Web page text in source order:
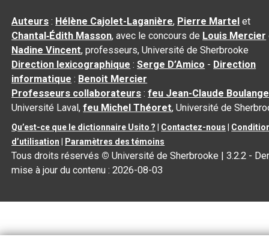
Auteurs : Hélène Cajolet-Laganière, Pierre Martel et
Chantal‑Édith Masson, avec le concours de Louis Mercier
Nadine Vincent, professeurs, Université de Sherbrooke
Direction lexicographique :Serge D’Amico - Direction
informatique : Benoit Mercier
Professeurs collaborateurs :feu Jean-Claude
Université Laval,feu Michel Théoret, Université de
Qu’est-ce que le dictionnaire Usito ? Contactez-nous
d’utilisation
Paramètres des témoins
Tous droits réservés © Université de Sherbrooke |3.2.2 -
mise à jour du contenu :2026-08-03